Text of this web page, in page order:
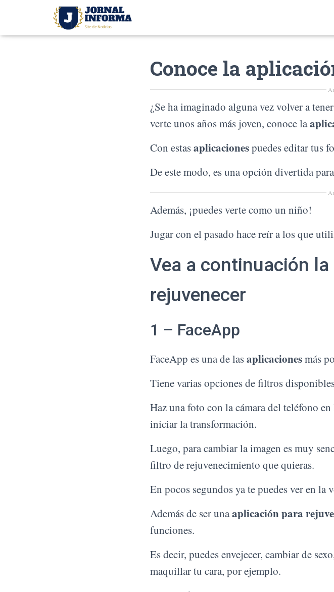
Conoce la
¿Se ha imaginado alguna vez volver a
verte unos años más joven, conoce la
Con estasaplicacionespuedes editar tus
De este modo, es una opción divertida
Además, ¡puedes verte como un niño!
Jugar con el pasado hace reír a los que
Vea a continuación
rejuvenecer
1 – FaceApp
FaceApp es una de lasaplicacionesmás
Tiene varias opciones de filtros
Haz una foto con la cámara del teléfono
iniciar la transformación.
Luego, para cambiar la imagen es muy
filtro de rejuvenecimiento que quieras.
En pocos segundos ya te puedes ver en la
Además de ser unaaplicación para
funciones.
Es decir, puedes envejecer, cambiar de
maquillar tu cara, por ejemplo.